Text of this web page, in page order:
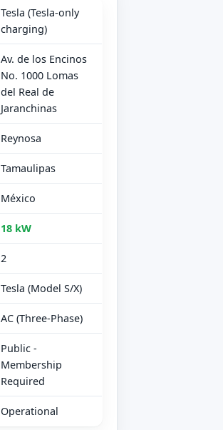
Tesla (Tesla-only
charging)
Av. de los Encinos
No. 1000 Lomas
del Real de
Jaranchinas
Reynosa
Tamaulipas
México
18 kW
2
Tesla (Model S/X)
AC (Three-Phase)
Public -
Membership
Required
Operational